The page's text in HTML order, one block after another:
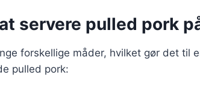
servere pulled pork
forskellige måder, hvilket gør det til
pulled pork: